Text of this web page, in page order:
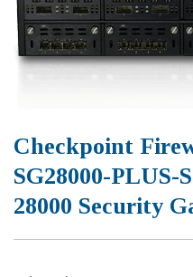
Checkpoint
SG28000-
28000 Security